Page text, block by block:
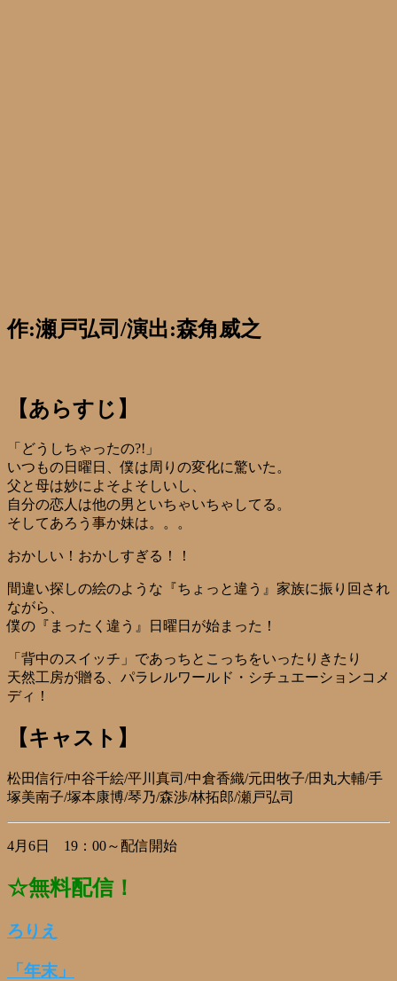
作:瀬戸弘司/演出:森角威之
【あらすじ】
「どうしちゃったの?!」
いつもの日曜日、僕は周りの変化に驚いた。
父と母は妙によそよそしいし、
自分の恋人は他の男といちゃいちゃしてる。
そしてあろう事か妹は。。。
おかしい！おかしすぎる！！
間違い探しの絵のような『ちょっと違う』家族に振り回され
ながら、
僕の『まったく違う』日曜日が始まった！
「背中のスイッチ」であっちとこっちをいったりきたり
天然工房が贈る、パラレルワールド・シチュエーションコメ
ディ！
【キャスト】
松田信行/中谷千絵/平川真司/中倉香織/元田牧子/田丸大輔/手
塚美南子/塚本康博/琴乃/森渉/林拓郎/瀬戸弘司
4月6日 19：00～配信開始
☆無料配信！
ろりえ
「年末」